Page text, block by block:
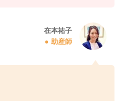
在本祐子
助産師